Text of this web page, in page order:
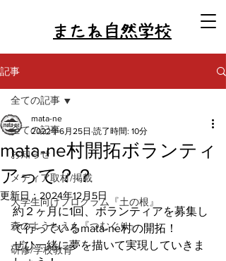
またね自然学校
記事
全ての記事
お知らせ
メディア取材/掲載
大学生向けプログラム『土の根』
森のようちえん『つむぐり』
研修/学校教育
全ての記事
mata-ne村開拓ボランティ
アって？？
mata-ne
2022年6月25日 読了時間: 10分
更新日： 2024年12月5日
約２ヶ月に1回、ボランティアを募集し
て行っているmata-ne村の開拓！
ぜひ一緒に夢を描いて実現していきま